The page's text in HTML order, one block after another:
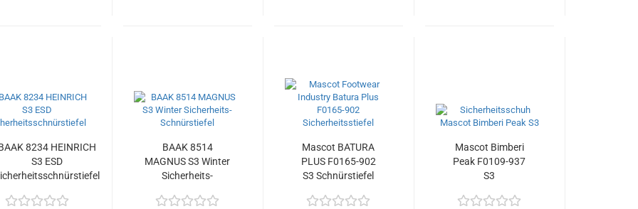
8234 HEINRICH
S3 ESD
BAAK 8514
MAGNUS S3 Winter
Sicherheits-
Mascot BATURA
PLUS F0165-902
S3 Schnürstiefel
Mascot Bimberi
Peak F0109-937
S3